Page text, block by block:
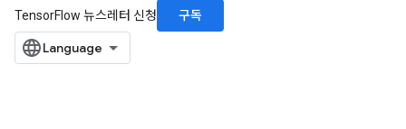
TensorFlow 뉴스레터 신청
구독